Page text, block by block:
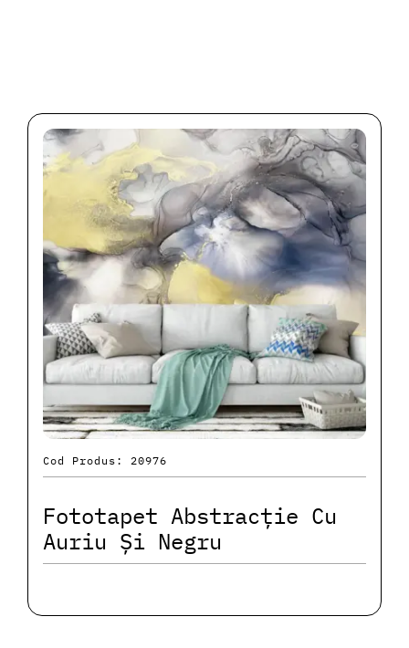
Cod Produs: 20976
Fototapet Abstracție Cu
Auriu Și Negru